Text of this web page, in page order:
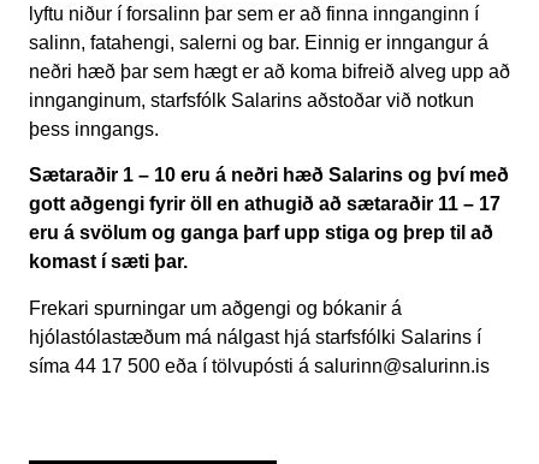
lyftu niður í forsalinn þar sem er að finna innganginn í
salinn, fatahengi, salerni og bar. Einnig er inngangur á
neðri hæð þar sem hægt er að koma bifreið alveg upp að
innganginum, starfsfólk Salarins aðstoðar við notkun
þess inngangs.
Sætaraðir 1 – 10 eru á neðri hæð Salarins og því með
gott aðgengi fyrir öll en athugið að sætaraðir 11 – 17
eru á svölum og ganga þarf upp stiga og þrep til að
komast í sæti þar.
Frekari spurningar um aðgengi og bókanir á
hjólastólastæðum má nálgast hjá starfsfólki Salarins í
síma 44 17 500 eða í tölvupósti á salurinn@salurinn.is